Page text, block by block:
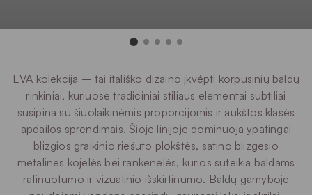
EVA kolekcija – tai itališko dizaino įkvėpti korpusinių baldų
rinkiniai, kuriuose tradiciniai stiliaus elementai subtiliai
susipina su šiuolaikinėmis proporcijomis ir aukštos klasės
apdailos sprendimais. Šioje linijoje dominuoja ypatingai
blizgios graikinio riešuto plokštės, satino blizgesio
metalinės kojelės bei rankenėlės, kurios suteikia baldams
rafinuotumo ir vizualinio išskirtinumo. Baldų gamyboje